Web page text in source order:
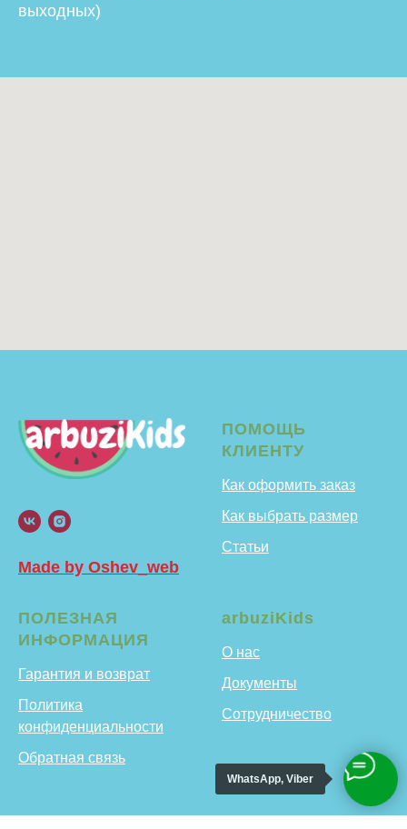
выходных)
Made by Oshev_web
ПОМОЩЬ
КЛИЕНТУ
Как оформить заказ
Как выбрать размер
Статьи
ПОЛЕЗНАЯ
ИНФОРМАЦИЯ
Гарантия и возврат
Политика
конфиденциальности
Обратная связь
arbuziKids
О нас
Документы
Сотрудничество
WhatsApp, Viber